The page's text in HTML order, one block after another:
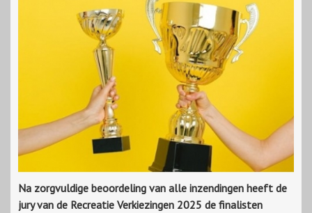
Na zorgvuldige beoordeling van alle inzendingen heeft de
jury van de Recreatie Verkiezingen 2025 de finalisten